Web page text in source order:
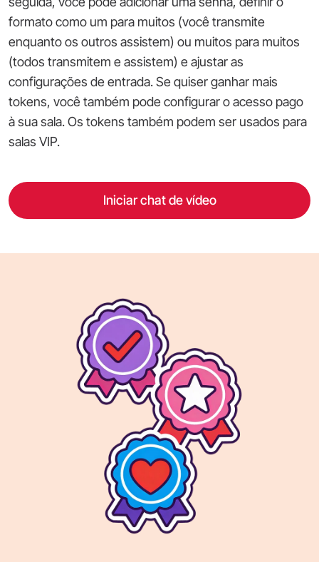
formato como um para muitos (você transmite
enquanto os outros assistem) ou muitos para muitos
(todos transmitem e assistem) e ajustar as
configurações de entrada. Se quiser ganhar mais
tokens, você também pode configurar o acesso pago
à sua sala. Os tokens também podem ser usados para
salas VIP.
Iniciar chat de vídeo